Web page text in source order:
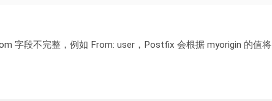
字段不完整，例如 From: user，Postfix 会根据 myorigin 的值将